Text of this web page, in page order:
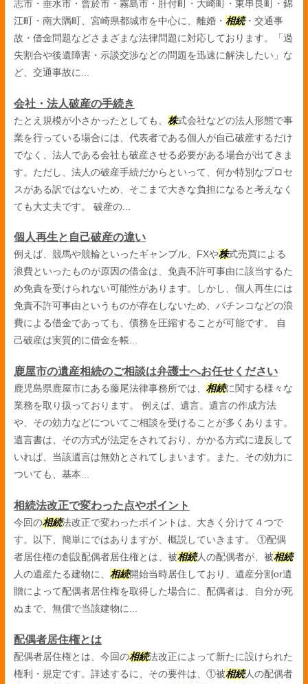
志市・垂水市・曾於市・霧島市・肝付町・大崎町・東串良町・錦
江町・南大隅町、宮崎県都城市を中心に、離婚・ 相続・交通事
故・借金問題などさまざまな法律問題に対応しております。「過
失割合や後遺障害・示談交渉などの問題を迅速に解決したい」な
ど、交通事故に...
会社・法人破産の手続き
たとえ規模が小さかったとしても、 株式会社などの法人形態で事
業を行っている場合には、代表者である個人が自己破産するだけ
でなく、法人である会社も破産させる必要がある場合が出てきま
す。ただし、法人の破産手続だからといって、何か特別なプロセ
スがある訳ではないため、そこまで大きな負担になると考えなく
ても大丈夫です。 破産の...
個人再生と自己破産の違い
例えば、競馬や競輪といったギャンブル、FXや株式売買による
浪費といったものが原因の借金は、免責不許可事由に該当するた
め免責を受けられない可能性があります。しかし、個人再生には
免責不許可事由というものが存在しないため、パチンコなどの浪
費による借金であっても、債務を圧縮することが可能です。 自
己破産は実質的に借金を帳...
鹿屋市の遺産相続のご相談は弁護士へお任せください
鹿児島県鹿屋市にある藤尾法律事務所では、 相続に関する様々な
業務を取り扱っております。 例えば、遺言。遺言の作成方法
や、その効力などについてご相談を受けることが多くあります。
遺言書は、その方式が法定をされており、かかる方式に違反して
いれば、当該遺言は無効とされてしまいます。また、その効力に
ついても、基本...
相続法改正で変わった点やポイント
今回の相続法改正で変わったポイントは、大きく分けて４つで
す。以下、簡単にではありますが、概説していきます。 ①配偶
者居住権の創設配偶者居住権とは、被相続人の配偶者が、被相続
人の遺産たる建物に、 相続開始当時居住しており、遺産分割or遺
贈によって配偶者居住権を取得した場合に、配偶者は、自分が死
ぬまで、無償で当該建物に...
配偶者居住権とは
配偶者居住権とは、今回の相続法改正によって新たに設けられた
権利・規定です。詳述するに、その要件は、①被相続人の配偶者